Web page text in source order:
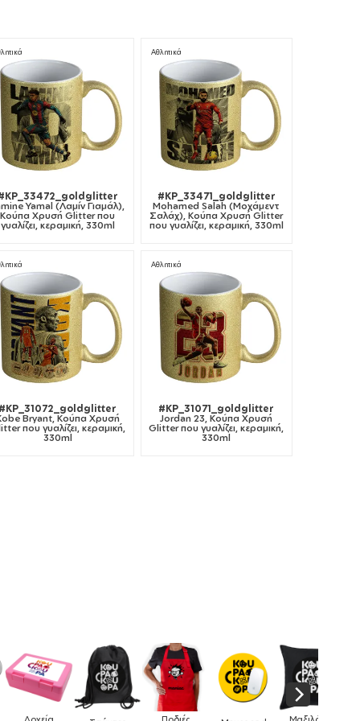
Yamal (Λαμίν Γιαμάλ),
Κούπα Χρυσή Glitter που
γυαλίζει, κεραμική, 330ml
Αθλητικά
#KP_33471_goldglitter
Mohamed Salah (Μοχάμεντ
Σαλάχ), Κούπα Χρυσή Glitter
που γυαλίζει, κεραμική, 330ml
#KP_31072_goldglitter
Bryant, Κούπα Χρυσή
που γυαλίζει, κεραμική,
330ml
Αθλητικά
#KP_31071_goldglitter
Jordan 23, Κούπα Χρυσή
Glitter που γυαλίζει, κεραμική,
330ml